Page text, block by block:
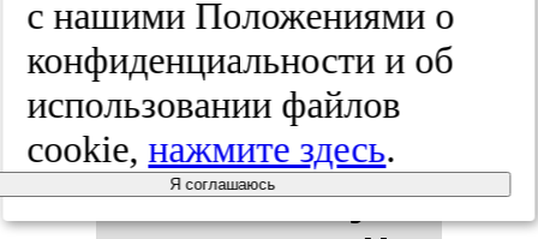
ки кар­ди­
оток­сич­
нос­ти, обус­
с нашими Положениями о
конфиденциальности и об
использовании файлов
cookie,нажмите здесь.
Я соглашаюсь